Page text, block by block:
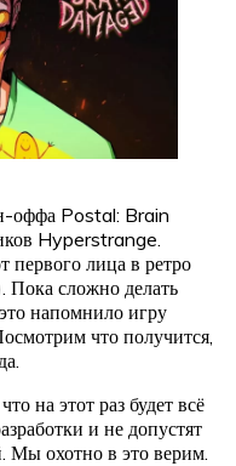
оффа Postal: Brain
Hyperstrange.
первого лица в ретро
Пока сложно делать
напомнило игру
что получится,
на этот раз будет всё
и не допустят
Мы охотно в это верим.